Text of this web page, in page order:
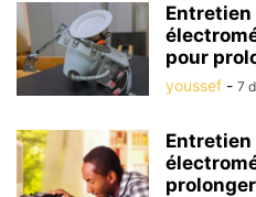
pour
youssef - 7